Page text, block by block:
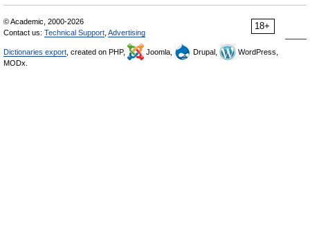
18+
© Academic, 2000-2026
Contact us: Technical Support Advertising
Dictionaries export , created on PHP, Joomla, Drupal,
WordPress,
MODx.